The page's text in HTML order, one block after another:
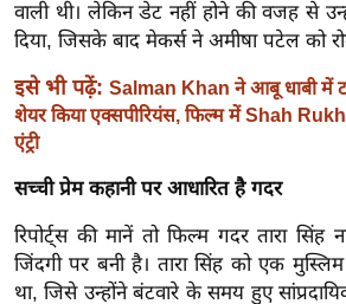
ग
इं
डि
या
सा
हि
ज
ग
वाली थी। लेकिन डेट नहीं होने की वजह से
दिया, जिसके बाद मेकर्स ने अमीषा पटेल को
इसे भी पढ़ें: Salman Khan ने आबू धाबी में
शेयर किया एक्सपीरियंस, फिल्म में Shah
एंट्री
सच्ची प्रेम कहानी पर आधारित है गदर
रिपोर्ट्स की मानें तो फिल्म गदर तारा
जिंदगी पर बनी है। तारा सिंह को एक
था, जिसे उन्होंने बंटवारे के समय हुए